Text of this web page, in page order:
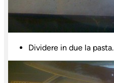
Dividere in due la pasta.